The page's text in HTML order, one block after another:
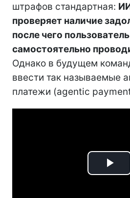
штрафов стандартная:
проверяет наличие
после чего пользователь
самостоятельно
Однако в будущем
ввести так называемые
платежи (agentic